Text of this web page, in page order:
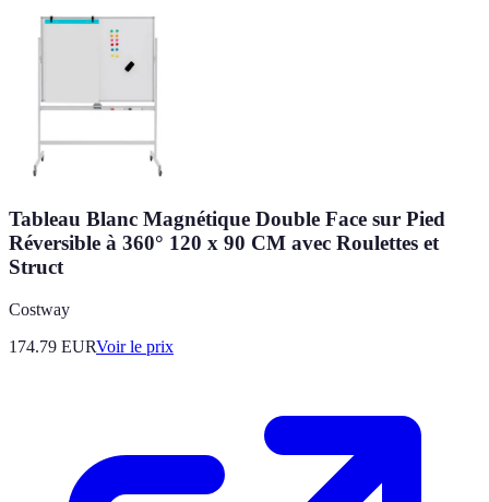
Tableau Blanc Magnétique Double Face sur Pied
Réversible à 360° 120 x 90 CM avec Roulettes et
Struct
Costway
174.79 EURVoir le prix